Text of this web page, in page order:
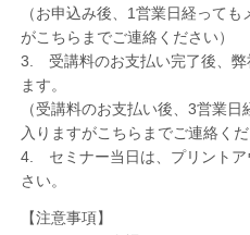
（お申込み後、1営業日経って
がこちらまでご連絡ください）
3. 受講料のお支払い完了後、弊
ます。
（受講料のお支払い後、3営業
入りますがこちらまでご連絡く
4. セミナー当日は、プリントア
さい。
【注意事項】